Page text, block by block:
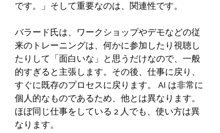
です。」そして重要なのは、関連性です。
バラード氏は、ワークショップやデモなどの従
来のトレーニングは、何かに参加したり視聴し
たりして「面白いな」と思うだけなので、一般
的すぎると主張します。その後、仕事に戻り、
すぐに既存のプロセスに戻ります。 AI は非常に
個人的なものであるため、他とは異なります。
ほぼ同じ仕事をしている 2 人でも、使い方は異
なります。